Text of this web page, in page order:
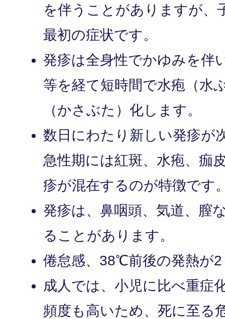
を伴うことがありますが、
最初の症状です。
発疹は全身性でかゆみを伴
等を経て短時間で水疱（水
（かさぶた）化します。
数日にわたり新しい発疹が
急性期には紅斑、水疱、痂
疹が混在するのが特徴です
発疹は、鼻咽頭、気道、膣
ることがあります。
倦怠感、38℃前後の発熱が
成人では、小児に比べ重症
頻度も高いため、死に至る